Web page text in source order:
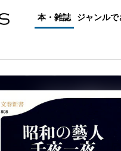
本・雑誌 ジャンルで